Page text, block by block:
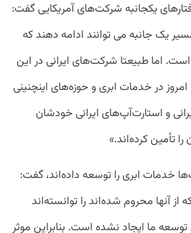
رفتارهای یکجانبه شرکت‌های آمریکایی گفت:‌
یک جانبه می توانند ادامه دهند که
اما طبیعتا شرکت‌های ایرانی در این
در خدمات ابری و حوزه‌های اینچنینی
و استارت‌آپ‌های ایرانی خودشان
تأمین کرده‌اند.»
خدمات ابری را توسعه داده‌اند، گفت:
از آنها محروم شده‌اند را توانسته‌اند
توسعه ما ایجاد نشده است. بنابراین موثر